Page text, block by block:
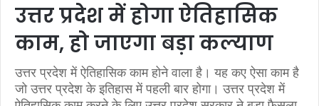
उत्तर प्रदेश में होगा ऐतिहासिक
काम, हो जाएगा बड़ा कल्याण
उत्तर प्रदेश में ऐतिहासिक काम होने वाला है। यह कए ऐसा काम है
जो उत्तर प्रदेश के इतिहास में पहली बार होगा। उत्तर प्रदेश में